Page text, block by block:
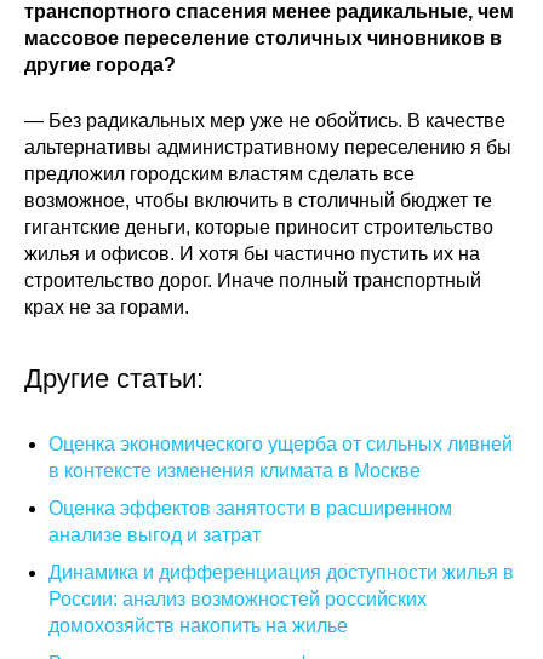
транспортного спасения менее радикальные, чем
массовое переселение столичных чиновников в
другие города?
— Без радикальных мер уже не обойтись. В качестве
альтернативы административному переселению я бы
предложил городским властям сделать все
возможное, чтобы включить в столичный бюджет те
гигантские деньги, которые приносит строительство
жилья и офисов. И хотя бы частично пустить их на
строительство дорог. Иначе полный транспортный
крах не за горами.
Другие статьи:
Оценка экономического ущерба от сильных ливней
в контексте изменения климата в Москве
Оценка эффектов занятости в расширенном
анализе выгод и затрат
Динамика и дифференциация доступности жилья в
России: анализ возможностей российских
домохозяйств накопить на жилье